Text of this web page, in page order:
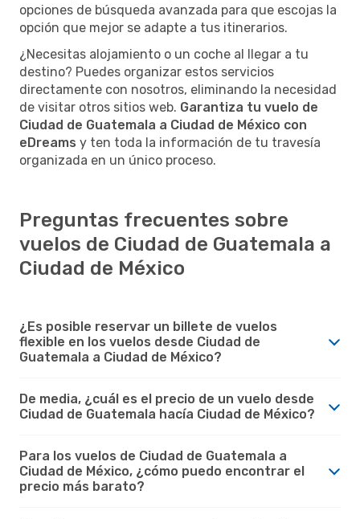
opciones de búsqueda avanzada para que escojas la
opción que mejor se adapte a tus itinerarios.
¿Necesitas alojamiento o un coche al llegar a tu
destino? Puedes organizar estos servicios
directamente con nosotros, eliminando la necesidad
de visitar otros sitios web. Garantiza tu vuelo de
Ciudad de Guatemala a Ciudad de México con
eDreams y ten toda la información de tu travesía
organizada en un único proceso.
Preguntas frecuentes sobre
vuelos de Ciudad de Guatemala a
Ciudad de México
¿Es posible reservar un billete de vuelos
flexible en los vuelos desde Ciudad de
Guatemala a Ciudad de México?
De media, ¿cuál es el precio de un vuelo desde
Ciudad de Guatemala hacía Ciudad de México?
Para los vuelos de Ciudad de Guatemala a
Ciudad de México, ¿cómo puedo encontrar el
precio más barato?